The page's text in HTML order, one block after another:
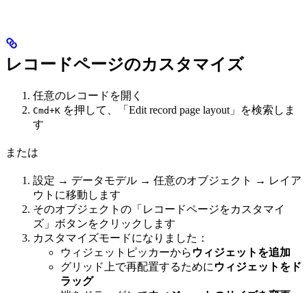
レコードページのカスタマイズ
任意のレコードを開く
Cmd+K を押して、「Edit record page layout」を検索しま
す
または
設定 → データモデル → 任意のオブジェクト → レイア
ウトに移動します
そのオブジェクトの「レコードページをカスタマイ
ズ」ボタンをクリックします
カスタマイズモードになりました：
ウィジェットピッカーから ウィジェットを追加
グリッド上で再配置するために ウィジェットをド
ラッグ